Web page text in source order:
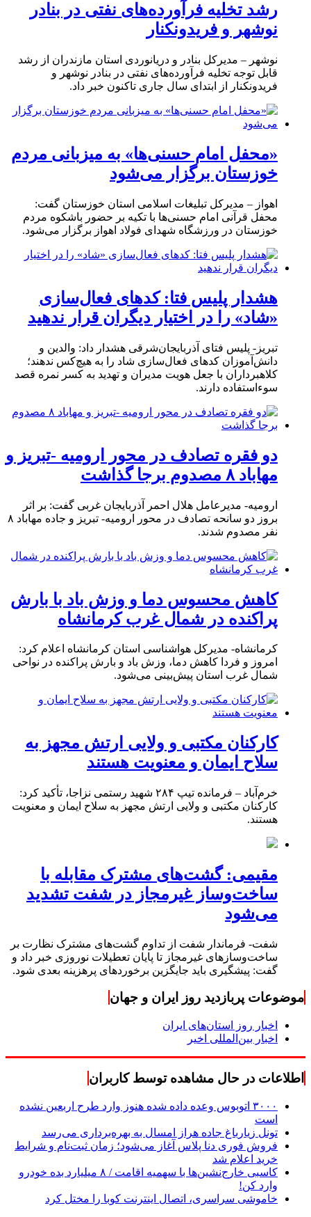
رشد تخلیه فرآورده‌های نفتی در بنادر
نوشهر و فریدونکنار
نوشهر – مدیرکل بنادر و دریانوردی استان مازندران از رشد
قابل توجه تخلیه فرآورده‌های نفتی در بنادر نوشهر و
فریدونکنار از ابتدای سال جاری تاکنون خبر داد.
«محفل امام حسنی‌ها» به میزبانی مردم
خوزستان برگزار می‌شود
اهواز – مدیرکل تبلیغات اسلامی استان خوزستان گفت:
محفل قرآنی امام حسنی‌ها با تکیه بر حضور باشکوه مردم
خوزستان در ورزشگاه شهدای فولاد اهواز برگزار می‌شود.
هشدار پلیس فتا: کدهای فعال‌سازی
«شاد» را در اختیار دیگران قرار ندهید
تبریز- پلیس فتای آذربایجان‌شرقی هشدار داد: والدین و
دانش‌آموزان کدهای فعال‌سازی شاد را به هیچ‌کس ندهند؛
کلاهبرداران با جعل هویت مدیران و تهدید به کسر نمره قصد
سوءاستفاده دارند.
دو فقره تصادف در محور ارومیه -تبریز و
مهاباد ۸ مصدوم برجا گذاشت
ارومیه- مدیرعامل هلال احمر آذربایجان غربی گفت: بر اثر
بروز دو سانحه تصادف در محور ارومیه- تبریز و جاده مهاباد ۸
نفر مصدوم شدند.
کاهش محسوس دما و وزش باد با بارش
پراکنده در شمال غرب کرمانشاه
کرمانشاه- مدیرکل هواشناسی استان کرمانشاه اعلام کرد:
امروز و فردا کاهش دما، وزش باد و بارش پراکنده در نواحی
شمال غرب استان پیش‌بینی می‌شود.
کارکنان مکتبی و ولایی ارتش مجهز به
سلاح ایمان و معنویت هستند
خرم‌آباد – فرمانده تیپ ۲۸۴ شهید رستمی نزاجا، تأکید کرد:
کارکنان مکتبی و ولایی ارتش مجهز به سلاح ایمان و معنویت
هستند.
مقیمی: گشت‌های مشترک مقابله با
ساخت‌وساز غیرمجاز در شفت تشدید
می‌شود
شفت- فرماندار شفت از تداوم گشت‌های مشترک نظارت بر
ساخت‌وسازهای غیرمجاز تا پایان تعطیلات نوروزی خبر داد و
گفت: پیشگیری باید جایگزین برخوردهای پرهزینه بعدی شود.
موضوعات پربازدید روز ایران و جهان
اخبار روز استان‌های ایران
اخبار بین‌المللی اخیر
اطلاعات در حال مشاهده توسط کاربران
۳۰۰۰ اتوبوس وعده داده شده هنوز وارد طرح اربعین نشده
است
تونل زیارباغ جاده هراز امسال به بهره‌برداری می‌رسد
فروش فوری دنا پلاس آغاز می‌شود؛ زمان ثبت‌نام و شرایط
خرید اعلام شد
کاسبی خارج‌نشین‌ها با سهمیه اقامت / ۸ میلیارد بده خودرو
وارد کن!
خاموشی سراسری، اتصال اینترنت کوبا را مختل کرد